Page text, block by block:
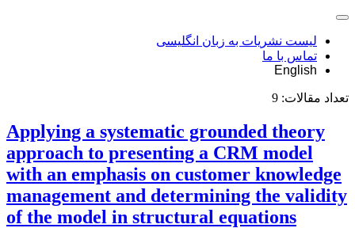
لیست نشریات به زبان انگلیسی
تماس با ما
English
تعداد مقالات: 9
Applying a systematic grounded theory
approach to presenting a CRM model
with an emphasis on customer knowledge
management and determining the validity
of the model in structural equations